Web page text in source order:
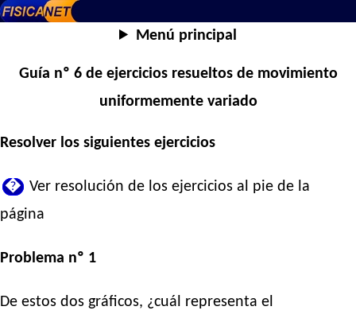
Menú principal
Guía nº 6 de ejercicios resueltos de movimiento
uniformemente variado
Resolver los siguientes ejercicios
� Ver resolución de los ejercicios al pie de la
página
Problema nº 1
De estos dos gráficos, ¿cuál representa el